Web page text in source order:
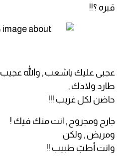
قبره ؟!!
عجبى عليك ياشعب , والله عجيب
طارد ولادك ,
حاضن لكل غريب !!!
جارح ومجروح , انت منك فيك !
ومريض , ولكن
وانت أطبّ طبيب !!